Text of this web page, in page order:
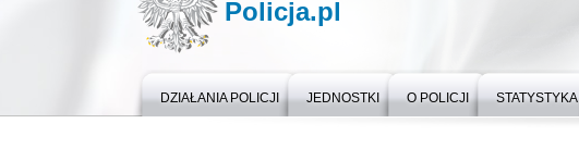
Policja.pl
DZIAŁANIA POLICJI JEDNOSTKI O POLICJI STATYSTYKA